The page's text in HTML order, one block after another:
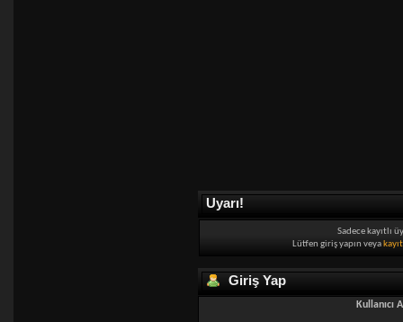
Uyarı!
Sadece kayıtlı
Lütfen giriş yapın veya
Giriş Yap
Kullanıcı